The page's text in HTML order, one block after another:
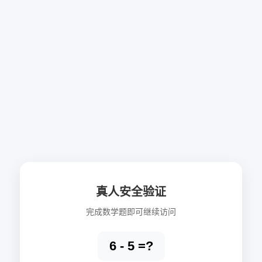
真人安全验证
完成数学题即可继续访问
6 - 5 =?